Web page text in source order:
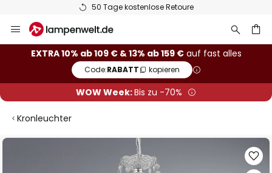
50 Tage kostenlose Retoure
Inhalt
springen
EXTRA 10% ab 109 € & 13% ab 159 €auf fast alles
Code:RABATT kopieren
WOW Week:Bis zu -70%
Kronleuchter
Zum